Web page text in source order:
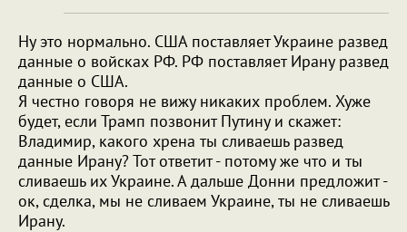
Ну это нормально. США поставляет Украине развед
данные о войсках РФ. РФ поставляет Ирану развед
данные о США.
Я честно говоря не вижу никаких проблем. Хуже
будет, если Трамп позвонит Путину и скажет:
Владимир, какого хрена ты сливаешь развед
данные Ирану? Тот ответит - потому же что и ты
сливаешь их Украине. А дальше Донни предложит -
ок, сделка, мы не сливаем Украине, ты не сливаешь
Ирану.